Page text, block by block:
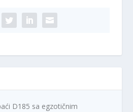
D185 sa egzotičnim